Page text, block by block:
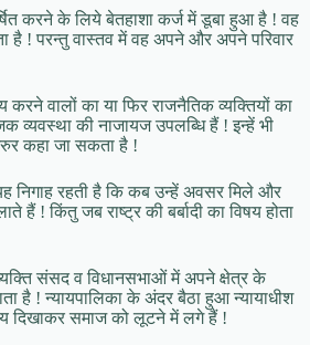
करने के लिये बेतहाशा कर्ज में डूबा हुआ है ! वह
है ! परन्तु वास्तव में वह अपने और अपने परिवार
वालों का या फिर राजनैतिक व्यक्तियों का
व्यवस्था की नाजायज उपलब्धि हैं ! इन्हें भी
कहा जा सकता है !
निगाह रहती है कि कब उन्हें अवसर मिले और
! किंतु जब राष्ट्र की बर्बादी का विषय होता
संसद व विधानसभाओं में अपने क्षेत्र के
है ! न्यायपालिका के अंदर बैठा हुआ न्यायाधीश
दिखाकर समाज को लूटने में लगे हैं !